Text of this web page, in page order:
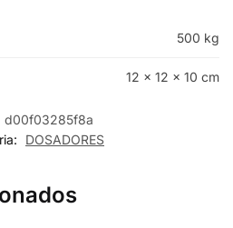
500 kg
12 × 12 × 10 cm
d00f03285f8a
DOSADORES